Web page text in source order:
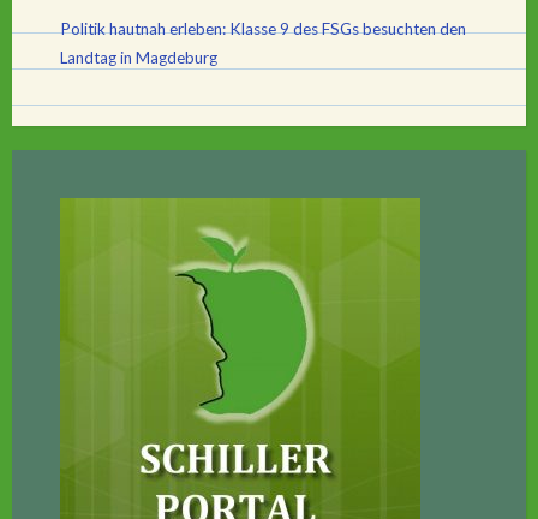
Politik hautnah erleben: Klasse 9 des FSGs besuchten den
Landtag in Magdeburg